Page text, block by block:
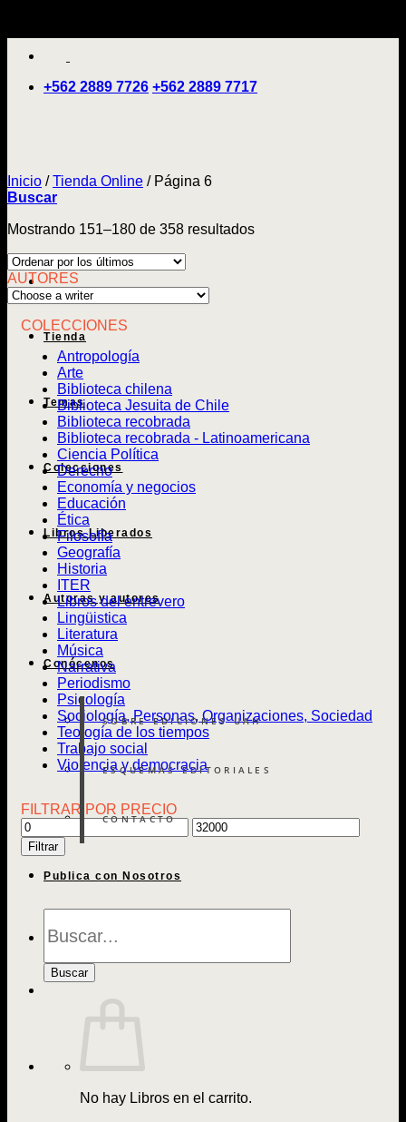
+562 2889 7726 +562 2889 7717
Tienda
Temas
Colecciones
Libros Liberados
Autoras y autores
Conócenos
SOBRE EDICIONES UAH
ESQUEMAS EDITORIALES
CONTACTO
Publica con Nosotros
de
Buscar
No hay Libros en el carrito.
Inicio / Tienda Online /Página 6
Buscar
Mostrando 151–180 de 358 resultadosOrdenado
AUTORES
COLECCIONES
Antropología
Arte
Biblioteca chilena
Biblioteca Jesuita de Chile
Biblioteca recobrada
Biblioteca recobrada - Latinoamericana
Ciencia Política
Derecho
Economía y negocios
Educación
Ética
Filosofía
Geografía
Historia
ITER
Libros del entrevero
Lingüistica
Literatura
Música
Narrativa
Periodismo
Psicología
Sociología, Personas, Organizaciones, Sociedad
Teología de los tiempos
Trabajo social
Violencia y democracia
FILTRAR POR PRECIO
Precio
mínimo
Precio
máximo
Filtrar